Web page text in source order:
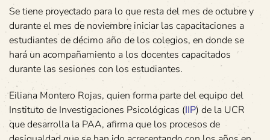
Se tiene proyectado para lo que resta del mes de octubre y
durante el mes de noviembre iniciar las capacitaciones a
estudiantes de décimo año de los colegios, en donde se
hará un acompañamiento a los docentes capacitados
durante las sesiones con los estudiantes.
Eiliana Montero Rojas, quien forma parte del equipo del
Instituto de Investigaciones Psicológicas (IIP) de la UCR
que desarrolla la PAA, afirma que los procesos de